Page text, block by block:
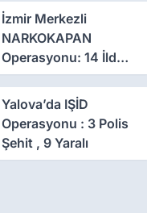
İzmir Merkezli
NARKOKAPAN
Operasyonu: 14 İlde
Eş Zamanlı Baskın,
641 Gözaltı
Yalova’da IŞİD
Operasyonu : 3 Polis
Şehit , 9 Yaralı